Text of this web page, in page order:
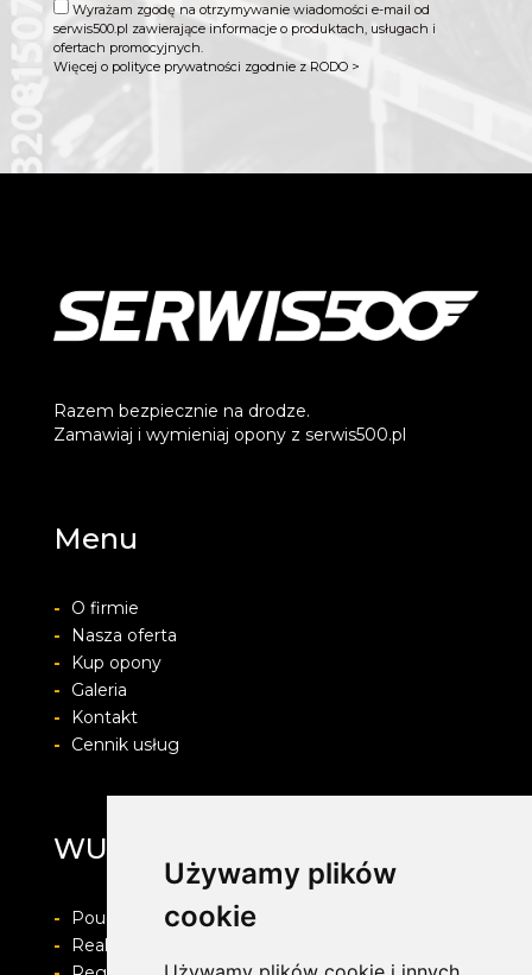
Używamy plików
cookie
Wyrażam zgodę na otrzymywanie wiadomości e-mail od
serwis500.pl zawierające informacje o produktach, usługach i
ofertach promocyjnych.
Więcej o polityce prywatności zgodnie z RODO >
Razem bezpiecznie na drodze.
Zamawiaj i wymieniaj opony z serwis500.pl
Menu
-
O firmie
-
Nasza oferta
-
Kup opony
-
Galeria
-
Kontakt
-
Cennik usług
WULKAN
-
Pouczenie o prawie do odstapienia od umowy
-
Realizacja zamówienia i formy płatności